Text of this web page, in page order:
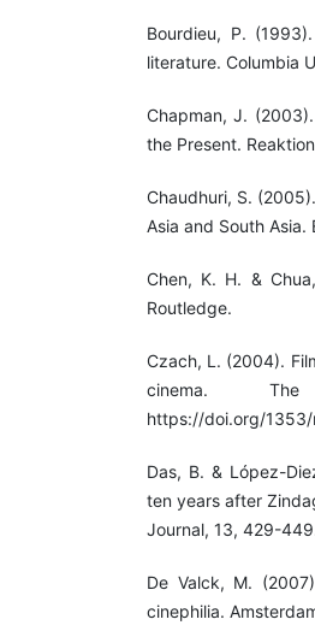
Bourdieu, P.
literature. Columbia
Chapman, J.
the Present.
Chaudhuri, S.
Asia and South Asia.
Chen, K. H. &
Routledge.
Czach, L. (2004).
cinema.
https://doi.org/
Das, B. & López-
ten years after
Journal, 13, 429-
De Valck, M.
cinephilia.